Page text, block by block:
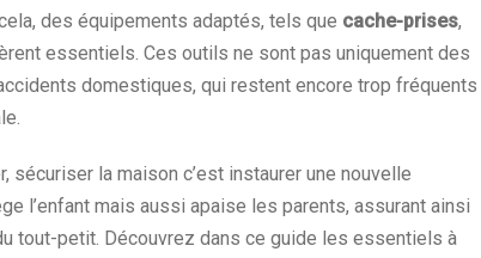
des équipements adaptés, tels que cache-prises,
essentiels. Ces outils ne sont pas uniquement des
domestiques, qui restent encore trop fréquents
sécuriser la maison c’est instaurer une nouvelle
l’enfant mais aussi apaise les parents, assurant ainsi
tout-petit. Découvrez dans ce guide les essentiels à